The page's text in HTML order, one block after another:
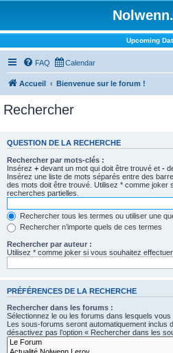
Upcoming
FAQ Calendar
Accueil Bienvenue sur le forum !
Rechercher
QUESTION DE LA RECHERCHE
Rechercher par mots-clés :
Insérez + devant un mot qui doit être trouvé et -
Insérez une liste de mots séparés entre des
des mots doit être trouvé. Utilisez * comme joker
recherches partielles.
Rechercher tous les termes ou utiliser une
Rechercher n’importe quels de ces termes
Rechercher par auteur :
Utilisez * comme joker si vous souhaitez
PRÉFÉRENCES DE LA RECHERCHE
Rechercher dans les forums :
Sélectionnez le ou les forums dans lesquels
Les sous-forums seront automatiquement inclus
désactivez pas l’option « Rechercher dans les